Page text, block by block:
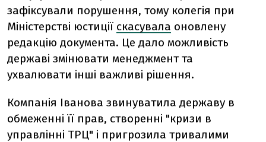
зафіксували порушення, тому колегія при
Міністерстві юстиції скасувала оновлену
редакцію документа. Це дало можливість
державі змінювати менеджмент та
ухвалювати інші важливі рішення.
Компанія Іванова звинуватила державу в
обмеженні її прав, створенні "кризи в
управлінні ТРЦ" і пригрозила тривалими